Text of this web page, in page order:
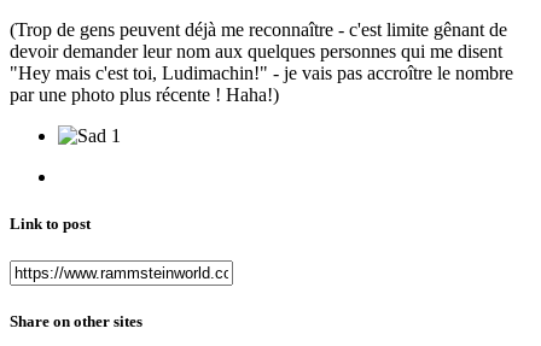
(Trop de gens peuvent déjà me reconnaître - c'est limite gênant de
devoir demander leur nom aux quelques personnes qui me disent
"Hey mais c'est toi, Ludimachin!" - je vais pas accroître le nombre
par une photo plus récente ! Haha!)
1
Link to post
Share on other sites